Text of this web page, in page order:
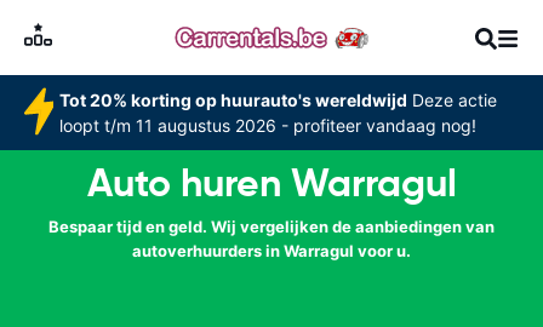
Tot 20% korting op huurauto's wereldwijd Deze actie
loopt t/m 11 augustus 2026 - profiteer vandaag nog!
Auto huren Warragul
Bespaar tijd en geld. Wij vergelijken de aanbiedingen van
autoverhuurders in Warragul voor u.